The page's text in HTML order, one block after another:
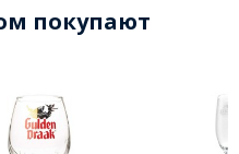
покупают